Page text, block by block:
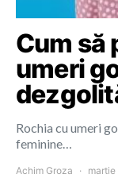
Cum să
umeri
Rochia cu umeri
feminine…
Achim Groza